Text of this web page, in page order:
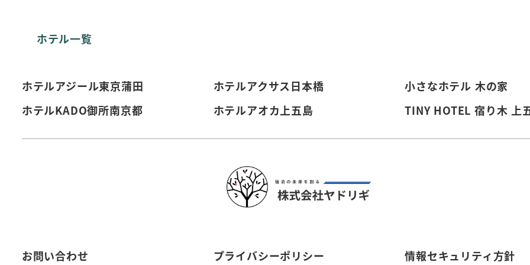
送
り
ホテル一覧
ホテルアジール東京蒲田
ホテルKADO御所南京都
ホテルアクサス日本橋
ホテルアオカ上五島
小さなホテル 木の家
TINY HOTEL 宿り木 上
お問い合わせ プライバシーポリシー 情報セキュリティ方針